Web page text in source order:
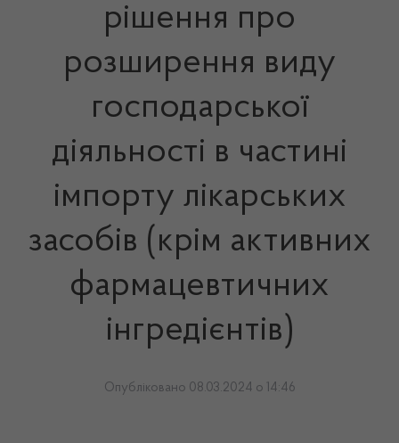
рішення про
розширення виду
господарської
діяльності в частині
імпорту лікарських
засобів (крім активних
фармацевтичних
інгредієнтів)
Опубліковано 08.03.2024 о 14:46